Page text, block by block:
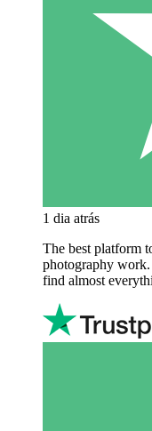
1 dia atrás
The best platform
photography
find almost